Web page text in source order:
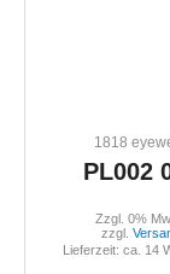
1818
PL002
Zzgl. 0%
zzgl.
Lieferzeit: ca. 14